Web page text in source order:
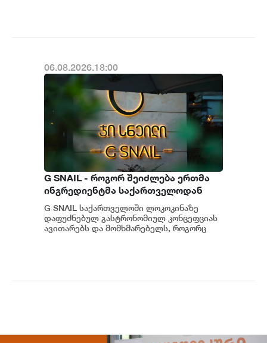
06.08.2026.18:00
G SNAIL - როგორ შეიძლება ერთმა
ინგრედიენტმა საქართველოდან
საერთაშორისო კულინარიულ
კონცეფციას ჩაუყაროს საფუძველი
G SNAIL საქართველოში ლოკოკინაზე
დაფუძნებულ გასტრონომიულ კონცეფციას
ავითარებს და მომხმარებელს, როგორც